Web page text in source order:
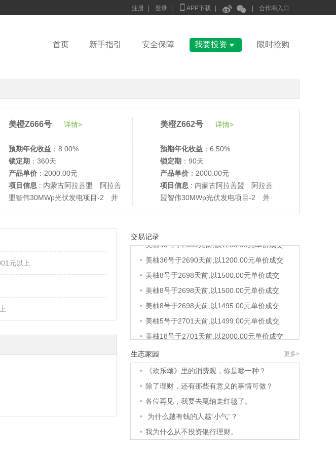
注册 登录  APP下载   合作商入口
首页 新手指引 安全保障 我要投资  限时抢购
美橙Z666号 详情>
预期年化收益 ：8.00%
锁定期 ：360天
产品单价 ：2000.00元
项目信息 : 内蒙古阿拉善盟 阿拉善
盟智伟30MWp光伏发电项目-2 并
美橙Z662号 详情>
预期年化收益 ：6.50%
锁定期 ：90天
产品单价 ：2000.00元
项目信息 : 内蒙古阿拉善盟 阿拉善
盟智伟30MWp光伏发电项目-2 并
元以上
交易记录
• 美柚40号于2689天前,以1200.00元单价成交
•
美柚3号于2702天前,以1500.00元单价成交
美柚38号于2702天前,以1500.00元单价成交
美柚20号于2716天前,以1495.00元单价成交
美柚38号于2719天前,以1500.00元单价成交
美柚10号于2719天前,以2000.00元单价成交
美柚8号于2721天前,以1490.00元单价成交
生态家园 更多>
•
《欢乐颂》里的消费观，你是哪一种？
• 除了理财，还有那些有意义的事情可做？
• 各位再见，我要去戛纳走红毯了。
•
为什么越有钱的人越“小气”？
• 我为什么从不投资银行理财。